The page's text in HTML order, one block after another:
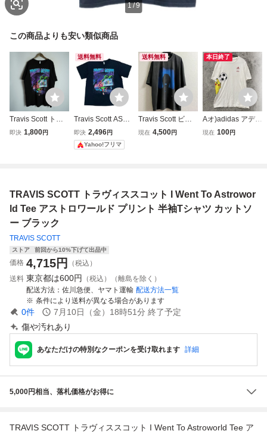
1/9
この商品よりも安い類似商品
Travis Scott トラ
ヴィス スコット A
4
即決 1,800円
送料無料
Travis Scott ASTR
OWORLD Tシャツ
ブラック 黒 トラ
ヴィススコット M
即決 2,496円
Yahoo!フリマ
送料無料
Travis Scott ビン
テージ加工 Tシャ
現在 4,500円
本日終了
Aオ)adidas アディ
ダス 半袖Tシャツ
プス 最落なし
現在 100円
TRAVIS SCOTT トラヴィススコット I Went To Astrowor
ld Tee アストロワールド プリント 半袖Tシャツ カットソ
ー ブラック
TRAVIS SCOTT
ストア 前回から10%下げて出品中
価格 4,715円
（税込）
送料 東京都は600円
（税込）（離島を除く）
配送方法
佐川急便、ヤマト運輸 配送方法一覧
条件により送料が異なる場合があります
0件 7月10日（金）18時51分 終了予定
傷や汚れあり
あなただけの特別なクーポンを受け取れます 詳細
5,000円相当、落札価格がお得に
TRAVIS SCOTT トラヴィススコット I Went To Astroworld Tee ア